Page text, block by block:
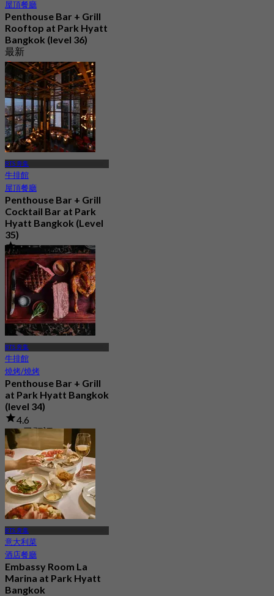
屋頂餐廳
Penthouse Bar + Grill
Rooftop at Park Hyatt
Bangkok (level 36)
最新
4.6
起฿ 1,200
BTS 奔集
牛排館
屋頂餐廳
Penthouse Bar + Grill
Cocktail Bar at Park
Hyatt Bangkok (Level
35)
4.5
220 已預訂
起 ฿ 1,099
BTS 奔集
牛排館
燒烤/燒烤
Penthouse Bar + Grill
at Park Hyatt Bangkok
(level 34)
4.6
221 已預訂
起฿ 1,995
BTS 奔集
意大利菜
酒店餐廳
Embassy Room La
Marina at Park Hyatt
Bangkok